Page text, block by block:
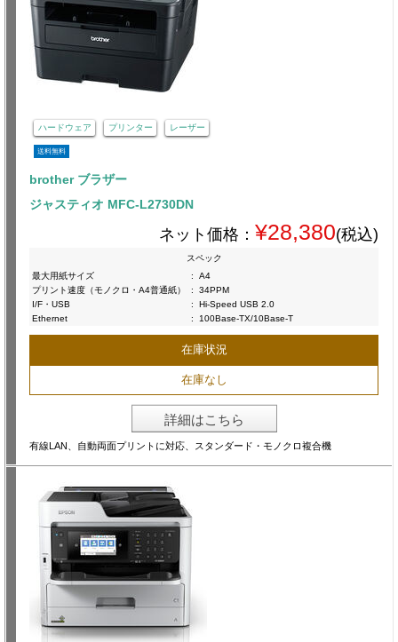
ハードウェア プリンター レーザー
送料無料
brother ブラザー
ジャスティオ MFC-L2730DN
ネット価格： ¥28,380(税込)
スペック
最大用紙サイズ
:
A4
プリント速度（モノクロ・A4普通紙）
:
34PPM
I/F・USB
:
Hi-Speed USB 2.0
Ethernet
: 100Base-TX/10Base-T
在庫状況
在庫なし
詳細はこちら
有線LAN、自動両面プリントに対応、スタンダード・モノクロ複合機